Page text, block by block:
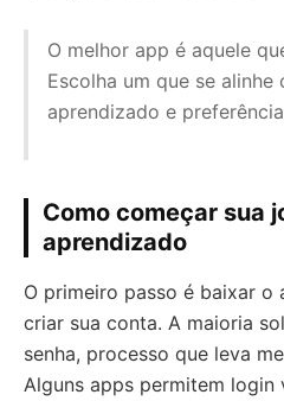
O melhor app é aquele
Escolha um que se
aprendizado e
Como começar sua
aprendizado
O primeiro passo é baixar
criar sua conta. A maioria
senha, processo que leva
Alguns apps permitem login